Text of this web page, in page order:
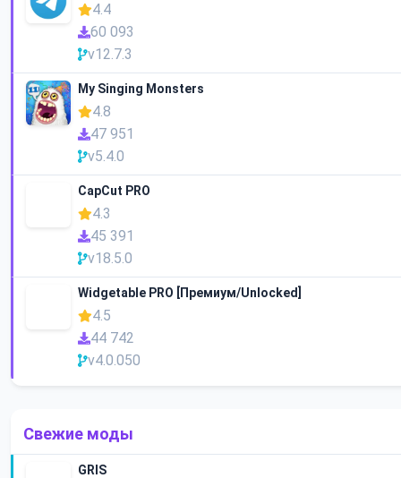
4.4
60 093
v12.7.3
My Singing Monsters
4.8
47 951
v5.4.0
CapCut PRO
4.3
45 391
v18.5.0
Widgetable PRO [Премиум/Unlocked]
4.5
44 742
v4.0.050
Свежие моды
GRIS